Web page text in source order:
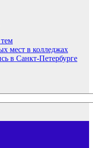
мест в колледжах
в Санкт-Петербурге